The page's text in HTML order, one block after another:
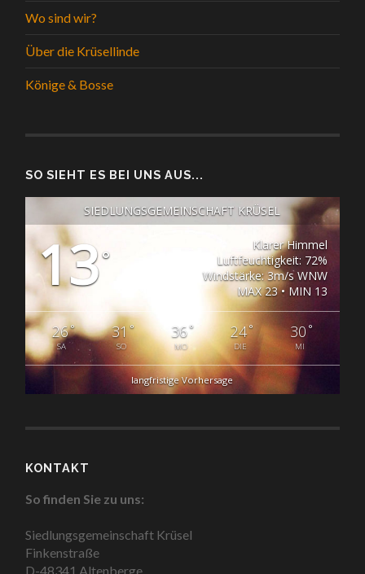
Wo sind wir?
Über die Krüsellinde
Könige & Bosse
SO SIEHT ES BEI UNS AUS...
SIEDLUNGSGEMEINSCHAFT KRÜSEL
13°
Klarer Himmel
Luftfeuchtigkeit: 72%
Windstärke: 3m/s WNW
MAX 23 • MIN 13
26°
SA
31°
SO
36°
MO
24°
DIE
30 °
MI
langfristige Vorhersage
KONTAKT
So finden Sie zu uns:
Siedlungsgemeinschaft Krüsel
Finkenstraße
D-48341 Altenberge